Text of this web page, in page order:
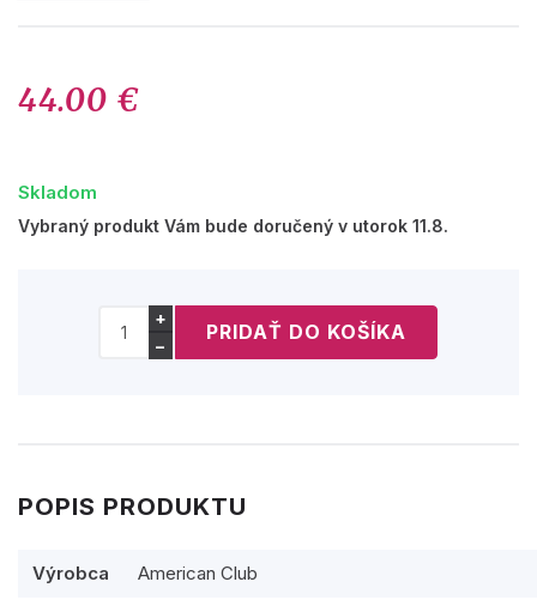
44.00 €
Skladom
Vybraný produkt Vám bude doručený v utorok 11.8.
+
−
POPIS PRODUKTU
Výrobca American Club